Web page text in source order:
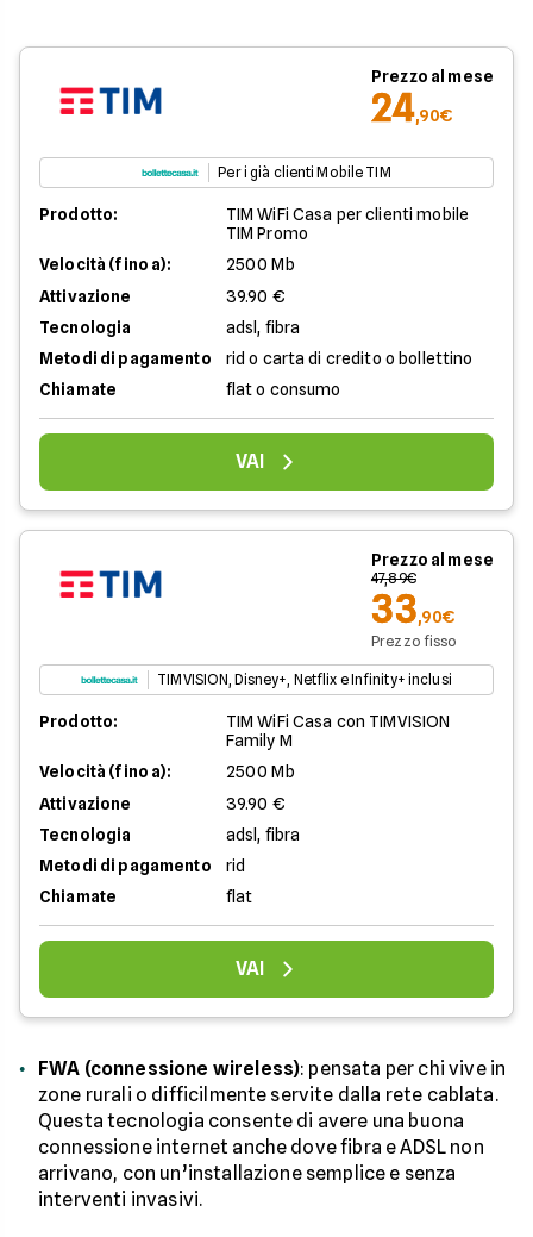
Prezzo al mese
24,90€
Per i già clienti Mobile TIM
Prodotto:
TIM WiFi Casa per clienti mobile
TIM Promo
Velocità (fino a):
2500 Mb
Attivazione
39.90 €
Tecnologia
adsl, fibra
Metodi di pagamento
rid o carta di credito o bollettino
Chiamate
flat o consumo
VAI
Prezzo al mese
47,89€
33,90€
Prezzo fisso
TIMVISION, Disney+, Netflix e Infinity+ inclusi
Prodotto:
TIM WiFi Casa con TIMVISION
Family M
Velocità (fino a):
2500 Mb
Attivazione
39.90 €
Tecnologia
adsl, fibra
Metodi di pagamento
rid
Chiamate
flat
VAI
FWA (connessione wireless): pensata per chi vive in
zone rurali o difficilmente servite dalla rete cablata.
Questa tecnologia consente di avere una buona
connessione internet anche dove fibra e ADSL non
arrivano, con un’installazione semplice e senza
interventi invasivi.